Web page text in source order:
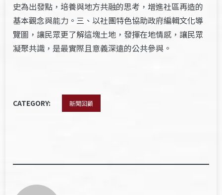
史為出發點，培養與地方共融的思考，增進社區再造的
基本觀念與能力。三、以社團特色協助政府編輯文化導
覽圖，讓民眾更了解這塊土地，發揮在地情感，讓民眾
凝聚共識，是最實際且意義深遠的公共參與。
CATEGORY: 新聞回顧